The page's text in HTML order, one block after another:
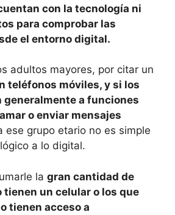
con la tecnología ni
para comprobar las
el entorno digital.
adultos mayores, por citar un
teléfonos móviles, y si los
generalmente a funciones
o enviar mensajes
ese grupo etario no es simple
a lo digital.
la gran cantidad de
tienen un celular o los que
tienen acceso a